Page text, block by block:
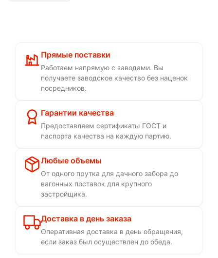
Прямые поставки
Работаем напрямую с заводами. Вы
получаете заводское качество без наценок
посредников.
Гарантии качества
Предоставляем сертификаты ГОСТ и
паспорта качества на каждую партию.
Любые объемы
От одного прутка для дачного забора до
вагонных поставок для крупного
застройщика.
Доставка в день заказа
Оперативная доставка в день обращения,
если заказ был осуществлен до обеда.